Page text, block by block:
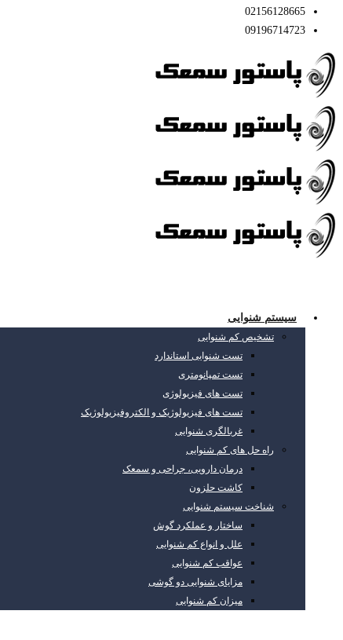
02156128665
09196714723
سیستم شنوایی
تشخیص کم شنوایی
تست شنوایی استاندارد
تست تمپانومتری
تست های فیزیولوژی
تست های فیزیولوژیک و الکتروفیزیولوژیک
غربالگری شنوایی
راه حل های کم شنوایی
درمان دارویی، جراحی و سمعک
کاشت حلزون
شناخت سیستم شنوایی
ساختار و عملکرد گوش
علل و انواع کم شنوایی
عواقب کم شنوایی
مزایای شنوایی دو گوشی
میزان کم شنوایی